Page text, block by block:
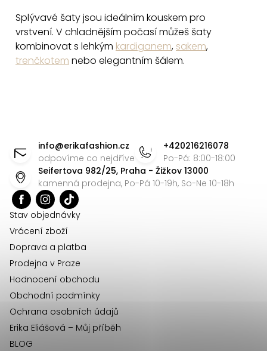
k
y
v
ý
Splývavé šaty jsou ideálním kouskem pro
vrstvení. V chladnějším počasí můžeš šaty
kombinovat s lehkým kardiganem, sakem,
trenčkotem nebo elegantním šálem.
info@erikafashion.cz
odpovíme co nejdříve
+420216216078
Po-Pá: 8:00-18:00
Seifertova 982/25, Praha - Žižkov 13000
kamenná prodejna, Po-Pá 10-19h, So-Ne 10-18h
Stav objednávky
Vrácení zboží
Doprava a platba
Prodejna v Praze
Hodnocení obchodu
Obchodní podmínky
Ochrana osobních údajů
Erika Eliášová – Můj příběh
BLOG